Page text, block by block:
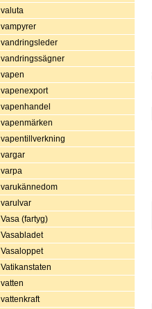
valuta
vampyrer
vandringsleder
vandringssägner
vapen
vapenexport
vapenhandel
vapenmärken
vapentillverkning
vargar
varpa
varukännedom
varulvar
Vasa (fartyg)
Vasabladet
Vasaloppet
Vatikanstaten
vatten
vattenkraft